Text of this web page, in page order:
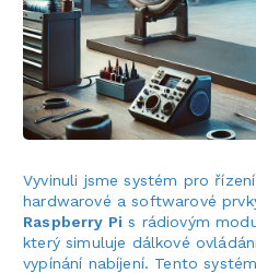
Vyvinuli jsme systém pro
hardwarové a softwarové
Raspberry Pi s rádiovým
který simuluje dálkové
vypínání nabíjení. Tento